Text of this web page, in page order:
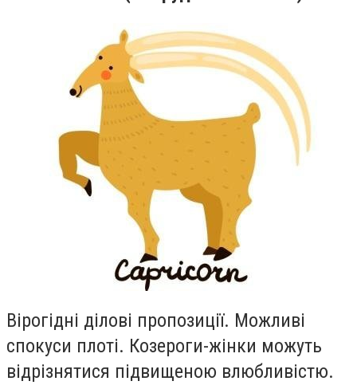
Вiрогiднi дiловi пропозицiї. Можливi
спокуси плотi. Козероги-жiнки можуть
вiдрiзнятися пiдвищеною влюбливiстю.